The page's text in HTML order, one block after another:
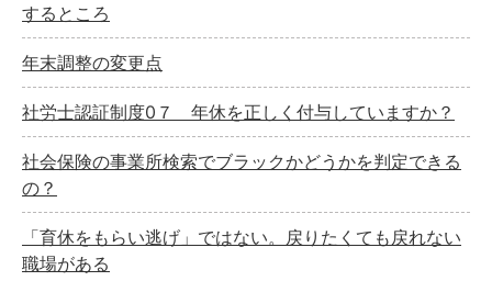
するところ
年末調整の変更点
社労士認証制度0７ 年休を正しく付与していますか？
社会保険の事業所検索でブラックかどうかを判定できる
の？
「育休をもらい逃げ」ではない。戻りたくても戻れない
職場がある